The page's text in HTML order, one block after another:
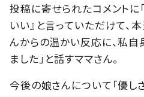
投稿に寄せられたコメントに
いい』と言っていただけて、
んからの温かい反応に、私
ました」と話すママさん。
今後の娘さんについて「優